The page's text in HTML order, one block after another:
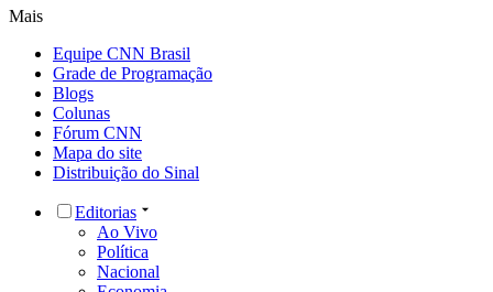
Mais
Equipe CNN Brasil
Grade de Programação
Blogs
Colunas
Fórum CNN
Mapa do site
Distribuição do Sinal
Editorias
Ao Vivo
Política
Nacional